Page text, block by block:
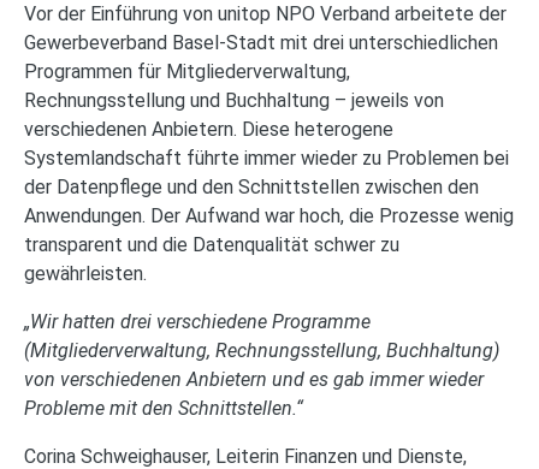
Vor der Einführung von unitop NPO Verband arbeitete der
Gewerbeverband Basel-Stadt mit drei unterschiedlichen
Programmen für Mitgliederverwaltung,
Rechnungsstellung und Buchhaltung – jeweils von
verschiedenen Anbietern. Diese heterogene
Systemlandschaft führte immer wieder zu Problemen bei
der Datenpflege und den Schnittstellen zwischen den
Anwendungen. Der Aufwand war hoch, die Prozesse wenig
transparent und die Datenqualität schwer zu
gewährleisten.
„Wir hatten drei verschiedene Programme
(Mitgliederverwaltung, Rechnungsstellung, Buchhaltung)
von verschiedenen Anbietern und es gab immer wieder
Probleme mit den Schnittstellen.“
Corina Schweighauser, Leiterin Finanzen und Dienste,